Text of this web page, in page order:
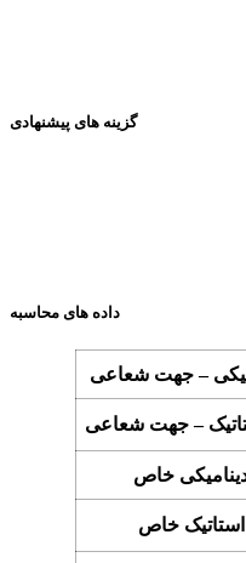
گزینه های پیشنهادی
داده های محاسبه
– جهت شعاعی
– جهت شعاعی
خاص
خاص